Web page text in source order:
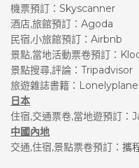
機票預訂： Skyscanner
酒店,旅館預訂： Agoda
民宿,小旅館預訂： Airbnb
景點,當地活動票卷預訂：
景點搜尋,評論： Tripadvisor
旅遊雜誌書籍：
日本
住宿,交通票卷,當地遊預訂：
中國內地
交通,住宿,景點票卷預訂： 攜